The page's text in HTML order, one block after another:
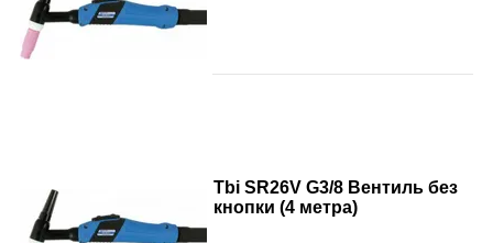
Tbi SR26V G3/8 Вентиль без
кнопки (4 метра)